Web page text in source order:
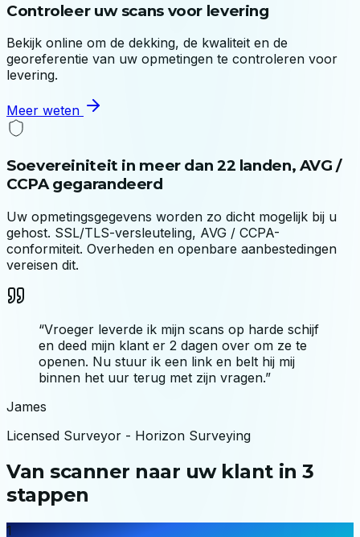
Controleer uw scans voor levering
Bekijk online om de dekking, de kwaliteit en de
georeferentie van uw opmetingen te controleren voor
levering.
Meer weten
Soevereiniteit in meer dan 22 landen, AVG /
CCPA gegarandeerd
Uw opmetingsgegevens worden zo dicht mogelijk bij u
gehost. SSL/TLS-versleuteling, AVG / CCPA-
conformiteit. Overheden en openbare aanbestedingen
vereisen dit.
“Vroeger leverde ik mijn scans op harde schijf
en deed mijn klant er 2 dagen over om ze te
openen. Nu stuur ik een link en belt hij mij
binnen het uur terug met zijn vragen.”
James
Licensed Surveyor - Horizon Surveying
Van scanner naar uw klant in 3
stappen
1